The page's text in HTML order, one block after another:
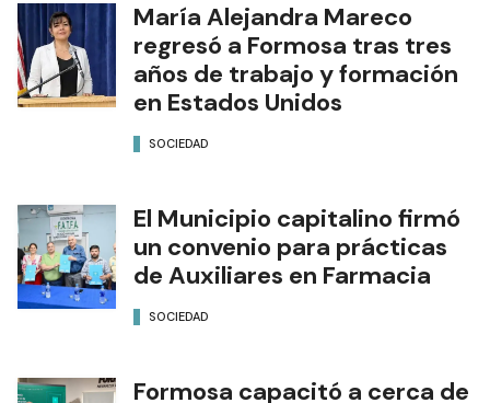
María Alejandra Mareco
regresó a Formosa tras tres
años de trabajo y formación
en Estados Unidos
SOCIEDAD
El Municipio capitalino firmó
un convenio para prácticas
de Auxiliares en Farmacia
SOCIEDAD
Formosa capacitó a cerca de